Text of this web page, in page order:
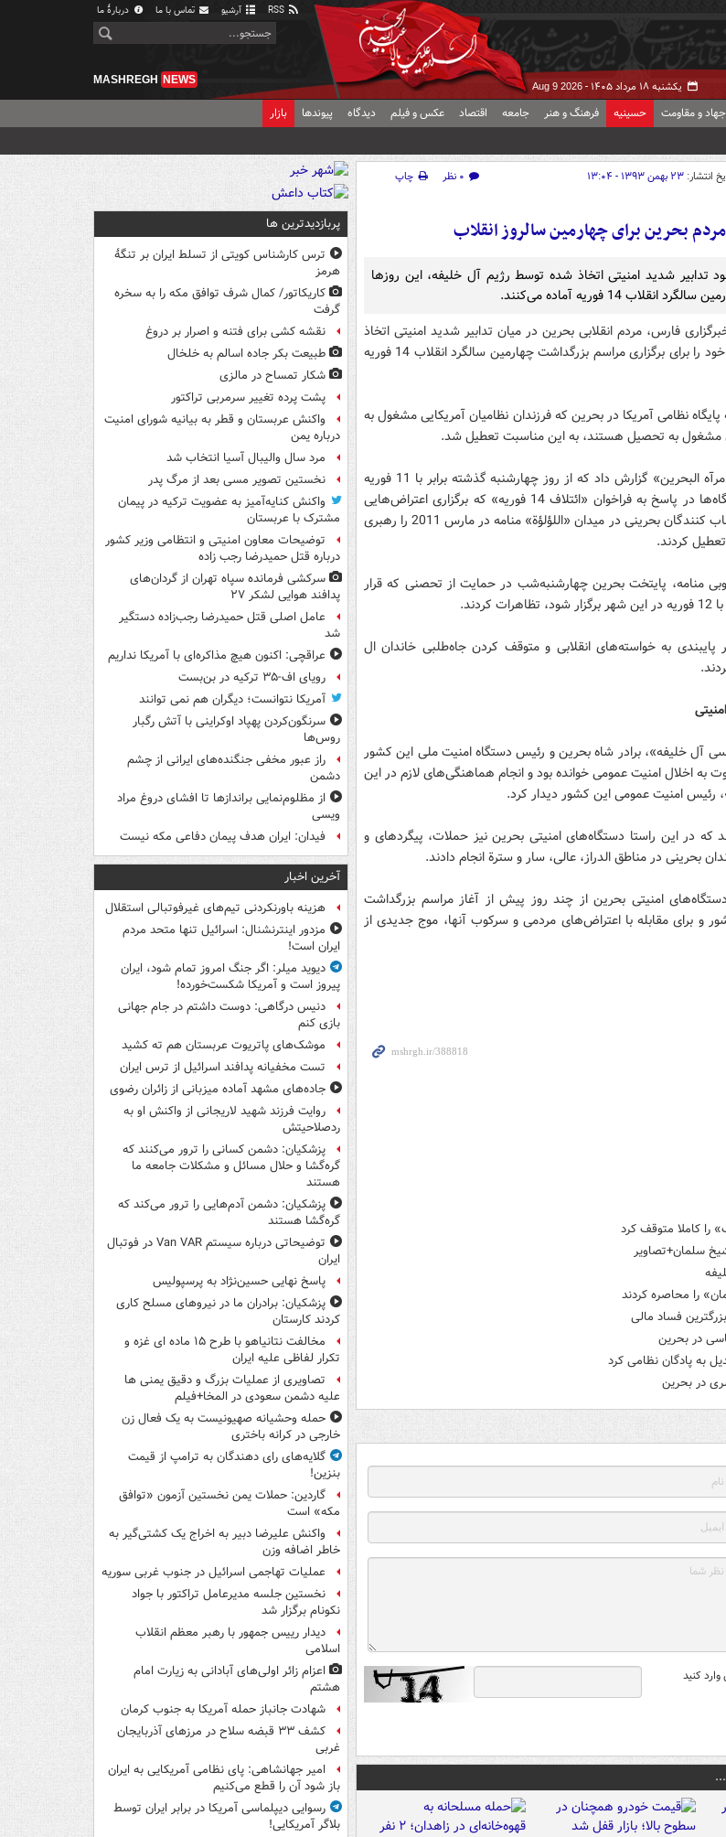
آرشیو تماس با ما دربارهٔ ما
یکشنبه ۱۸ مرداد ۱۴۰۵ - Aug 9 2026
MASHREGH NEWS
جهاد و مقاومت حسینیه فرهنگ و هنر جامعه اقتصاد عکس و فیلم دیدگاه پیوندها بازار
انتشار: ۲۳ بهمن ۱۳۹۳ - ۱۳:۰۴ ۰ نظر
چاپ
بحرین برای چهارمین سالروز انقلاب‌
تدابیر شدید امنیتی اتخاذ شده توسط رژیم آل خلیفه، این روزها
14 فوریه آماده می‌کنند.
فارس،‌ مردم انقلابی بحرین در میان تدابیر شدید امنیتی اتخاذ
شده توسط رژیم آل خلیفه خود را برای برگزاری مراسم بزرگداشت چهارمین سالگرد انقلاب 14 فوریه
نظامی آمریکا در بحرین که فرزندان نظامیان آمریکایی مشغول به
به تحصیل هستند، به این مناسبت تعطیل شد.
در این راستا پایگاه خبری «مرآه البحرین» گزارش داد که از روز چهارشنبه گذشته برابر با 11 فوریه
2015 مراکز تجاری و فروشگاه‌ها در پاسخ به فراخوان «ائتلاف 14 فوریه» که برگزاری اعتراض‌هایی
روزانه از زمان حمله به اعتصاب کنندگان بحرینی در میدان «اللؤلؤة» منامه در مارس 2011 را رهبری
کردند.‌
منامه، پایتخت بحرین چهارشنبه‌شب در حمایت از تحصنی که قرار
پایبندی به خواسته‌های انقلابی‌ و متوقف کردن جاه‌طلبی خاندان ال
آل خلیفه»، برادر شاه بحرین و رئیس دستگاه امنیت ملی این کشور
به اخلال امنیت عمومی خوانده بود و انجام هماهنگی‌های لازم در این
امنیت عمومی این کشور دیدار کرد.
که در این راستا دستگاه‌های امنیتی بحرین نیز حملات، پیگردهای و
بحرینی در مناطق الدراز، عالی، سار و سترة انجام دادند.
امنیتی بحرین از چند روز پیش از آغاز مراسم بزرگداشت
این کشور و برای مقابله با اعتراض‌های مردمی و سرکوب آنها، موج جدیدی از
کاملا متوقف کرد
سلمان+تصاویر
را محاصره کردند
فساد مالی
در بحرین
به پادگان نظامی کرد
در بحرین
کنید
پربازدیدترین ها
ترس کارشناس کویتی از تسلط ایران بر تنگۀ
هرمز
کاریکاتور/ کمال شرف توافق مکه را به سخره
گرفت
نقشه کشی برای فتنه و اصرار بر دروغ
طبیعت بکر جاده اسالم به خلخال
شکار تمساح در مالزی
پشت پرده تغییر سرمربی تراکتور
واکنش عربستان و قطر به بیانیه شورای امنیت
درباره یمن
مرد سال والیبال آسیا انتخاب شد
نخستین تصویر مسی بعد از مرگ پدر
واکنش کنایه‌آمیز به عضویت ترکیه در پیمان
مشترک با عربستان
توضیحات معاون امنیتی و انتظامی وزیر کشور
درباره قتل حمیدرضا رجب زاده
سرکشی فرمانده سپاه تهران از گردان‌های
پدافند هوایی لشکر ۲۷
عامل اصلی قتل حمیدرضا رجب‌زاده دستگیر
شد
عراقچی: اکنون هیچ مذاکره‌ای با آمریکا نداریم
رویای اف-۳۵ ترکیه در بن‌بست
آمریکا نتوانست؛ دیگران هم نمی توانند
سرنگون‌کردن پهپاد اوکراینی با آتش رگبار
روس‌ها
راز عبور مخفی جنگنده‌های ایرانی از چشم
دشمن
از مظلوم‌نمایی براندازها تا افشای دروغ مراد
ویسی
فیدان: ایران هدف پیمان دفاعی مکه نیست
آخرین اخبار
هزینه باورنکردنی تیم‌های غیرفوتبالی استقلال
مزدور اینترنشنال: اسرائیل تنها متحد مردم
ایران است!
دیوید میلر: اگر جنگ امروز تمام شود، ایران
پیروز است و آمریکا شکست‌خورده!
دنیس درگاهی: دوست داشتم در جام جهانی
بازی کنم
موشک‌های پاتریوت عربستان هم ته‌ کشید
تست مخفیانه پدافند اسرائیل از ترس ایران
جاده‌های مشهد آماده میزبانی از زائران رضوی
روایت فرزند شهید لاریجانی از واکنش او به
ردصلاحیتش
پزشکیان: دشمن کسانی را ترور می‌کنند که
گره‌گشا و حلال مسائل و مشکلات جامعه ما
هستند
پزشکیان: دشمن آدم‌هایی را ترور می‌کند که
گره‌گشا هستند
توضیحاتی درباره سیستم Van VAR در فوتبال
ایران
پاسخ نهایی حسین‌نژاد به پرسپولیس
پزشکیان: برادران ما در نیروهای مسلح کاری
کردند کارستان
مخالفت نتانیاهو با طرح ۱۵ ماده ای غزه و
تکرار لفاظی علیه ایران
تصاویری از عملیات بزرگ و دقیق یمنی ها
علیه دشمن سعودی در المخا+فیلم
حمله وحشیانه صهیونیست به یک فعال زن
خارجی در کرانه باختری
گلایه‌های رای دهندگان به ترامپ از قیمت
بنزین!
گاردین: حملات یمن نخستین آزمون «توافق
مکه» است
واکنش علیرضا دبیر به اخراج یک کشتی‌گیر به
خاطر اضافه وزن
عملیات تهاجمی اسرائیل در جنوب غربی سوریه
نخستین جلسه مدیرعامل تراکتور با جواد
نکونام برگزار شد
دیدار رییس جمهور با رهبر معظم انقلاب
اسلامی
اعزام زائر اولی‌های آبادانی به زیارت امام
هشتم
شهادت جانباز حمله آمریکا به جنوب کرمان
کشف ۳۳ قبضه سلاح در مرزهای آذربایجان
غربی
امیر جهانشاهی: پای نظامی آمریکایی به ایران
باز شود آن را قطع می‌کنیم
رسوایی دیپلماسی آمریکا در برابر ایران توسط
بلاگر آمریکایی!